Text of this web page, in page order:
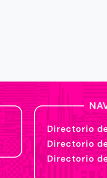
Directorio
Directorio
Directorio